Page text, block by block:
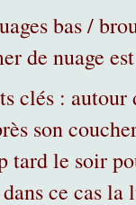
bas /
de nuage
clés :
son
tard le soir
ce cas